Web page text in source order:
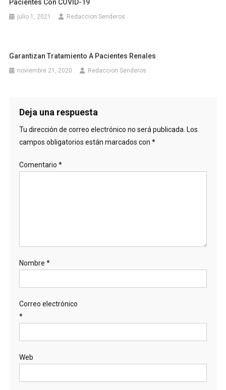
Pacientes Con COVID-19
julio 1, 2021 Redaccion Senderos
Garantizan Tratamiento A Pacientes Renales
noviembre 21, 2020 Redaccion Senderos
Deja una respuesta
Tu dirección de correo electrónico no será publicada. Los
campos obligatorios están marcados con *
Comentario *
Nombre *
Correo electrónico
*
Web